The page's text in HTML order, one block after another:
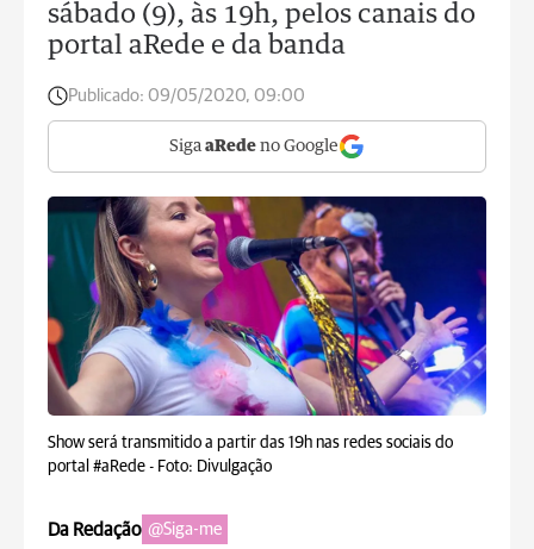
sábado (9), às 19h, pelos canais do
portal aRede e da banda
Publicado: 09/05/2020, 09:00
Siga aRede no Google
Show será transmitido a partir das 19h nas redes sociais do
portal #aRede - Foto: Divulgação
Da Redação @Siga-me